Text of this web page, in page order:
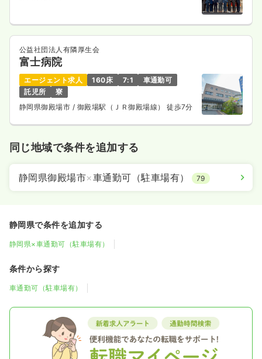
公益社団法人有隣厚生会
富士病院
エージェント求人 160床 7:1
車通勤可
託児所
寮
静岡県御殿場市 / 御殿場駅（ＪＲ御殿場線） 徒歩7分
同じ地域で条件を追加する
静岡県御殿場市×車通勤可（駐車場有） 79
静岡県で条件を追加する
静岡県×車通勤可（駐車場有）
条件から探す
車通勤可（駐車場有）